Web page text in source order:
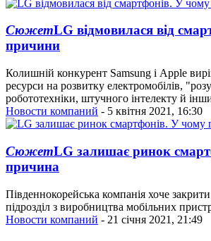
СюжетLG відмовилася від
причини
Колишній конкурент Samsung і Apple
ресурси на розвитку електромобілів,
робототехніки, штучного інтелекту й
Новости компаний - 5 квітня 2021, 16:30
СюжетLG залишає ринок
причина
Південнокорейська компанія хоче
підрозділ з виробництва мобільних
Новости компаний - 21 січня 2021, 21:49